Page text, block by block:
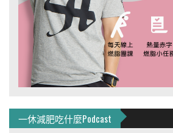
一休減肥吃什麼Podcast